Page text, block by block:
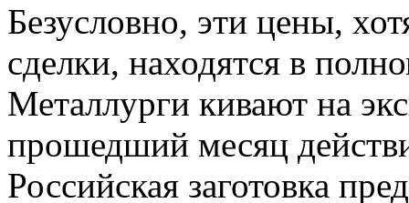
Безусловно, эти цены,
сделки, находятся в
Металлурги кивают на
прошедший месяц
Российская заготовка